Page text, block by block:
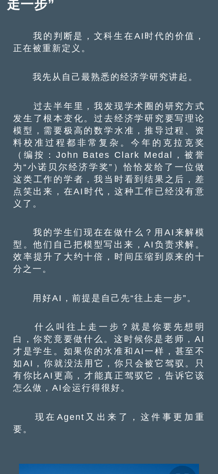
走一步”
我的判断是，文科生在AI时代的价值，
正在被重新定义。
我先从自己最熟悉的经济学研究讲起。
过去半年里，我发现学术圈的研究方式
发生了根本变化。过去经济学研究要写理论
模型，需要极高的数学水准，推导过程、资
料校准过程都非常复杂。今年的克拉克奖
（编按：John Bates Clark Medal，被誉
为“小诺贝尔经济学奖”）恰恰发给了一位做
这类工作的学者，我当时看到结果之后，差
点笑出来，在AI时代，这种工作已经没有意
义了。
我的学生们现在在做什么？用AI来解模
型。他们自己把模型写出来，AI负责求解。
效率提升了大约十倍，时间压缩到原来的十
分之一。
用好AI，前提是自己先“往上走一步”。
什么叫往上走一步？就是你要先想明
白，你究竟要做什么。这时候你是老师，AI
才是学生。如果你的水准和AI一样，甚至不
如AI，你就没法用它，你只会被它驾驭。只
有你比AI更高，才能真正驾驭它，告诉它该
怎么做，AI会运行得很好。
现在Agent又出来了，这件事更加重
要。